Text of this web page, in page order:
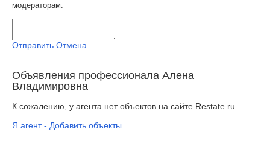
модераторам.
Отправить Отмена
Объявления профессионала Алена
Владимировна
К сожалению, у агента нет объектов на сайте Restate.ru
Я агент - Добавить объекты